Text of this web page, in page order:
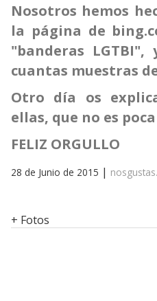
Nosotros hemos
la página de
"banderas
cuantas muestras
Otro día os
ellas, que no es
FELIZ ORGULLO
28 de Junio de 2015 |
+ Fotos